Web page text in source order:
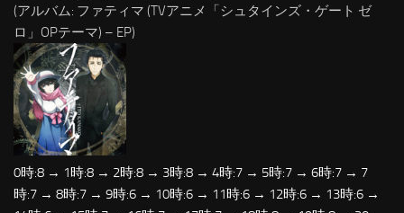
(アルバム: ファティマ (TVアニメ「シュタインズ・ゲート ゼ
ロ」OPテーマ) – EP)
0時:8 → 1時:8 → 2時:8 → 3時:8 → 4時:7 → 5時:7 → 6時:7 → 7
時:7 → 8時:7 → 9時:6 → 10時:6 → 11時:6 → 12時:6 → 13時:6 →